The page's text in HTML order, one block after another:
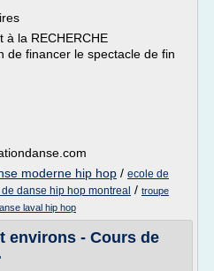
à la RECHERCHE
de financer le spectacle de fin
moderne hip hop / ecole de
danse hip hop montreal / troupe
laval hip hop
environs - Cours de